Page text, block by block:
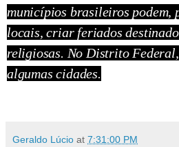
municípios brasileiros podem,
locais, criar feriados
religiosas. No Distrito Federal,
algumas cidades.
Geraldo Lúcio at 7:31:00 PM